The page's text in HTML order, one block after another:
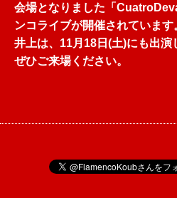
会場となりました「
ンコライブが開催されています
井上は、11月18日(土)にも出演
ぜひご来場ください。